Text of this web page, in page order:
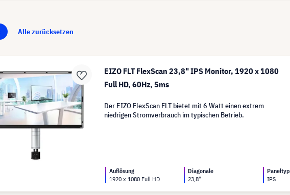
Alle zurücksetzen
EIZO FLT FlexScan 23,8" IPS Monitor, 1920 x 1080
Full HD, 60Hz, 5ms
Der EIZO FlexScan FLT bietet mit 6 Watt einen extrem
niedrigen Stromverbrauch im typischen Betrieb.
Auflösung
1920 x 1080 Full HD
Diagonale
23,8"
Paneltyp
IPS